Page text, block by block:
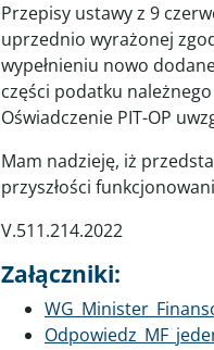
Przepisy ustawy z 9
uprzednio wyrażonej
wypełnieniu nowo
części podatku
Oświadczenie PIT-OP
Mam nadzieję, iż
przyszłości
V.511.214.2022
Załączniki:
Dokument
Dokument